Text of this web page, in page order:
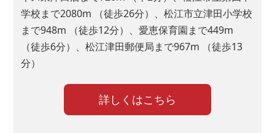
学校まで2080m （徒歩26分）、松江市立津田小学校
まで948m （徒歩12分）、愛恵保育園まで449m
（徒歩6分）、松江津田郵便局まで967m （徒歩13
分）
詳しくはこちら